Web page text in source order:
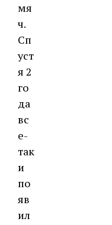
мя
ч.
Сп
уст
я 2
го
да
вс
е-
так
и
по
яв
ил